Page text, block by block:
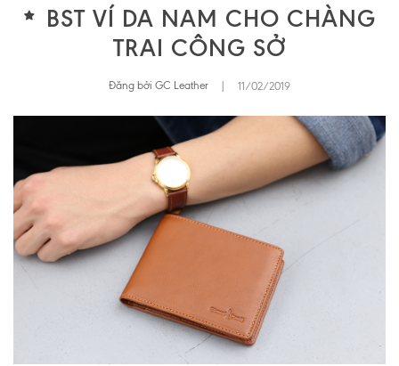
BST VÍ DA NAM CHO CHÀNG
TRAI CÔNG SỞ
Đăng bởi GC Leather 11/02/2019